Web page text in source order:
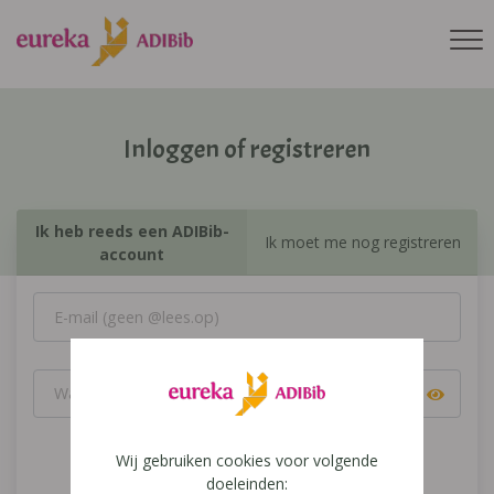
Inloggen of registreren
Ik heb reeds een ADIBib-
account
Ik moet me nog registreren
Inloggen
Wij gebruiken cookies voor volgende
doeleinden: